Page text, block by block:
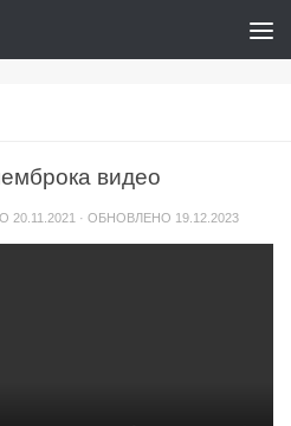
видео
20.11.2021 · ОБНОВЛЕНО 19.12.2023